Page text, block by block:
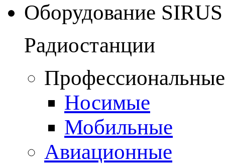
Оборудование SIRUS
Радиостанции
Носимые
Мобильные
Авиационные